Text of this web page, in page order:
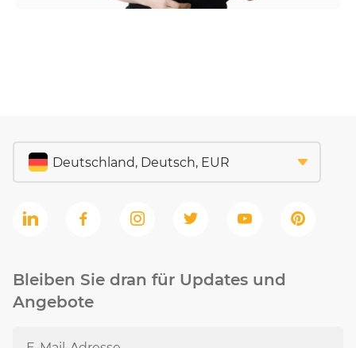
Bleiben Sie dran für Updates und
Angebote